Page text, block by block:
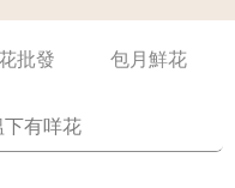
批發 包月鮮花